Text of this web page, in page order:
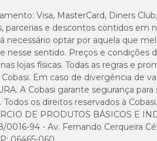
Visa, MasterCard, Diners
parcerias e descontos contidos em
necessário optar por aquela que
nesse sentido. Preços e
lojas físicas. Todas as regras e
Em caso de divergência de
A Cobasi garante segurança
os direitos reservados à Cobasi.
DE PRODUTOS BÁSICOS E
0016-94 - Av. Fernando Cerqueira